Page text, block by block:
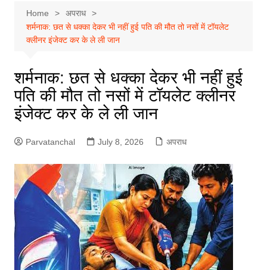
Home
अपराध
शर्मनाक: छत से धक्का देकर भी नहीं हुई पति की मौत तो नसों में टॉयलेट
क्लीनर इंजेक्ट कर के ले ली जान
शर्मनाक: छत से धक्का देकर भी नहीं हुई
पति की मौत तो नसों में टॉयलेट क्लीनर
इंजेक्ट कर के ले ली जान
Parvatanchal July 8, 2026 अपराध